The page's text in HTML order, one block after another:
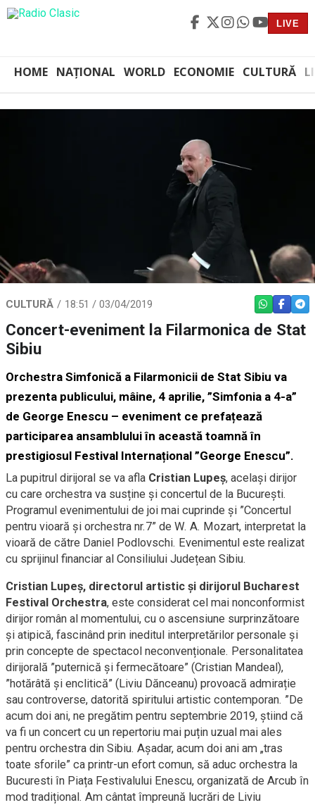
LIVE
HOME NAȚIONAL WORLD ECONOMIE CULTURĂ
CULTURĂ 18:51 / 03/04/2019 WHATSAPP
Concert-eveniment la Filarmonica de Stat
Sibiu
Orchestra Simfonică a Filarmonicii de Stat Sibiu va
prezenta publicului, mâine, 4 aprilie, ”Simfonia a 4-a”
de George Enescu – eveniment ce prefațează
participarea ansamblului în această toamnă în
prestigiosul Festival Internațional ”George Enescu”.
La pupitrul dirijoral se va afla Cristian Lupeș, același dirijor
cu care orchestra va susține și concertul de la București.
Programul evenimentului de joi mai cuprinde și ”Concertul
pentru vioară și orchestra nr.7” de W. A. Mozart, interpretat la
vioară de către Daniel Podlovschi. Evenimentul este realizat
cu sprijinul financiar al Consiliului Județean Sibiu.
Cristian Lupeș, directorul artistic și dirijorul Bucharest
Festival Orchestra, este considerat cel mai nonconformist
dirijor român al momentului, cu o ascensiune surprinzătoare
și atipică, fascinând prin ineditul interpretărilor personale și
prin concepte de spectacol neconvenționale. Personalitatea
dirijorală ”puternică și fermecătoare” (Cristian Mandeal),
”hotărâtă și enclitică” (Liviu Dănceanu) provoacă admirație
sau controverse, datorită spiritului artistic contemporan. ”De
acum doi ani, ne pregătim pentru septembrie 2019, știind că
va fi un concert cu un repertoriu mai puțin uzual mai ales
pentru orchestra din Sibiu. Așadar, acum doi ani am „tras
toate sforile” ca printr-un efort comun, să aduc orchestra la
Bucuresti în Piața Festivalului Enescu, organizată de Arcub în
mod tradițional. Am cântat împreună lucrări de Liviu